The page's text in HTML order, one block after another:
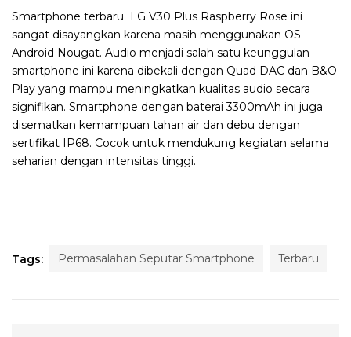
Smartphone terbaru LG V30 Plus Raspberry Rose ini
sangat disayangkan karena masih menggunakan OS
Android Nougat. Audio menjadi salah satu keunggulan
smartphone ini karena dibekali dengan Quad DAC dan B&O
Play yang mampu meningkatkan kualitas audio secara
signifikan. Smartphone dengan baterai 3300mAh ini juga
disematkan kemampuan tahan air dan debu dengan
sertifikat IP68. Cocok untuk mendukung kegiatan selama
seharian dengan intensitas tinggi.
Tags: Permasalahan Seputar Smartphone Terbaru